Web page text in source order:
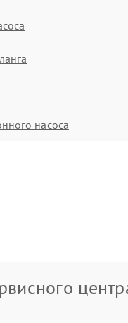
насоса